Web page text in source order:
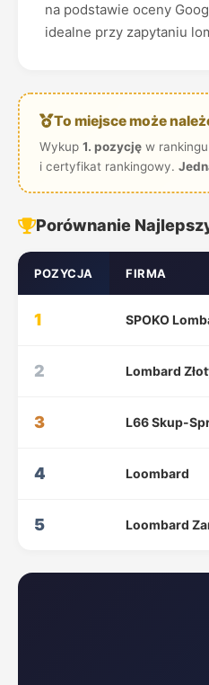
na podstawie oceny
idealne przy zapytaniu
To miejsce może
Wykup 1. pozycjęw rankingu
i certyfikat rankingowy.
Porównanie
POZYCJA FIRMA
1 SPOKO
2 Lombard
3 L66 Skup-
4 Loombard
5 Loombard